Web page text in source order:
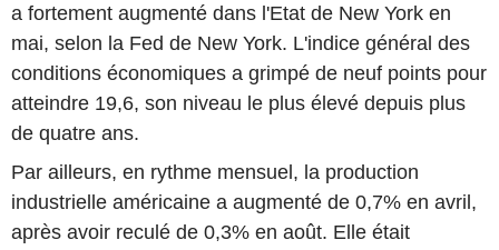
a fortement augmenté dans l'Etat de New York en
mai, selon la Fed de New York. L'indice général des
conditions économiques a grimpé de neuf points pour
atteindre 19,6, son niveau le plus élevé depuis plus
de quatre ans.
Par ailleurs, en rythme mensuel, la production
industrielle américaine a augmenté de 0,7% en avril,
après avoir reculé de 0,3% en août. Elle était